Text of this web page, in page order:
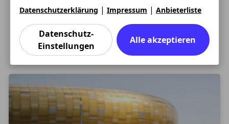
Cupra, der sportliche Seat-Ableger, kann mit
leistungsstarken Motoren ebenso überzeugen wie
durch das dynamische Design der Fahrzeuge. Letzteres
gilt unter anderem auch ganz besonders für den Cupra
Formentor, ein scharf geschnittenes SUV-Coupé und
Weiterlesen
Datenschutzerklärung | Impressum | Anbieterliste
Datenschutz-
Einstellungen
Alle akzeptieren